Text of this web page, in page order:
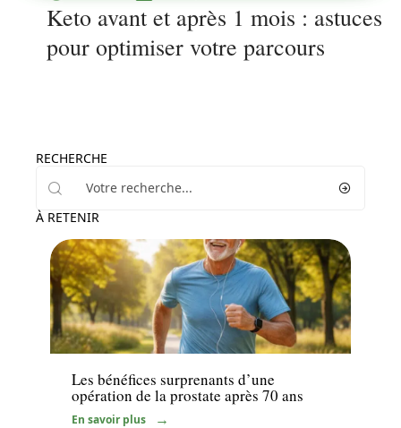
Keto avant et après 1 mois : astuces
pour optimiser votre parcours
RECHERCHE
À RETENIR
Santé
Les bénéfices surprenants d’une
opération de la prostate après 70 ans
En savoir plus